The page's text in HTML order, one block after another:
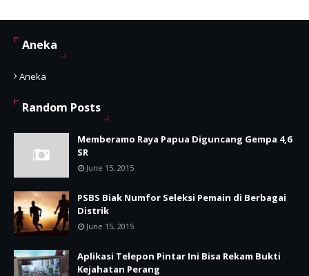
Aneka
Aneka
Random Posts
Memberamo Raya Papua Diguncang Gempa 4,6
SR
June 15, 2015
PSBS Biak Numfor Seleksi Pemain di Berbagai
Distrik
June 15, 2015
Aplikasi Telepon Pintar Ini Bisa Rekam Bukti
Kejahatan Perang